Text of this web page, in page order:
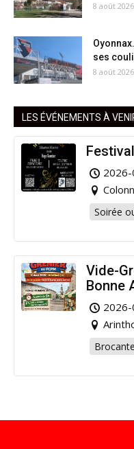
8 août 2026
ses
8 août 2026
LES ÉVÉNEMENTS À
Soirée
Vide-
Bonne